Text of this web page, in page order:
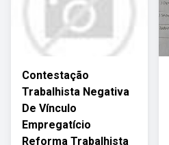
Contestação
Trabalhista Negativa
De Vínculo
Empregatício
Reforma Trabalhista